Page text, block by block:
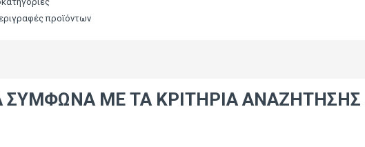
προϊόντων
ΣΎΜΦΩΝΑ ΜΕ ΤΑ ΚΡΙΤΉΡΙΑ ΑΝΑΖΉΤΗΣΗΣ